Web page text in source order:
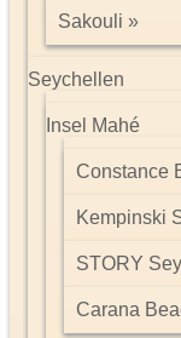
Sakouli
Seychellen
Insel Mahé
Constance
Kempinski
STORY
Carana